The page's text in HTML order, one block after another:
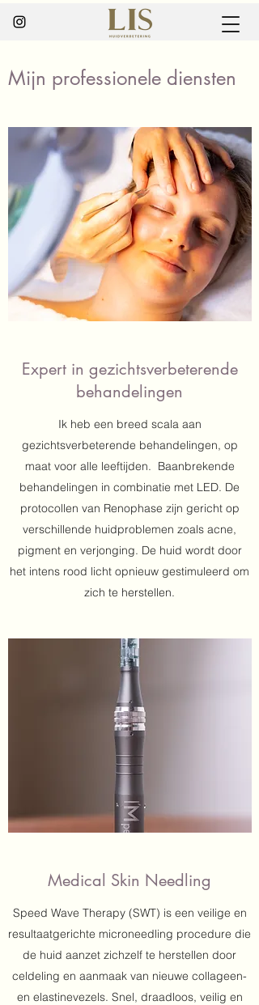
Mijn professionele diensten
Expert in gezichtsverbeterende
behandelingen
Ik heb een breed scala aan
gezichtsverbeterende behandelingen, op
maat voor alle leeftijden. Baanbrekende
behandelingen in combinatie met LED. De
protocollen van Renophase zijn gericht op
verschillende huidproblemen zoals acne,
pigment en verjonging. De huid wordt door
het intens rood licht opnieuw gestimuleerd om
zich te herstellen.
Medical Skin Needling
Speed Wave Therapy (SWT) is een veilige en
resultaatgerichte microneedling procedure die
de huid aanzet zichzelf te herstellen door
celdeling en aanmaak van nieuwe collageen-
en elastinevezels. Snel, draadloos, veilig en